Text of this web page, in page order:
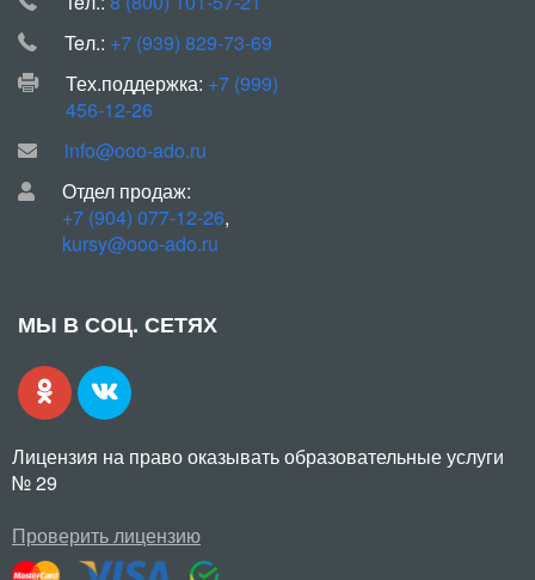
Teл.: +7 (939) 829-73-69
Тех.поддержка: +7 (999)
456-12-26
info@ooo-ado.ru
Отдел продаж:
+7 (904) 077-12-26,
kursy@ooo-ado.ru
МЫ В СОЦ. СЕТЯХ
Лицензия на право оказывать образовательные услуги
№ 29
Проверить лицензию